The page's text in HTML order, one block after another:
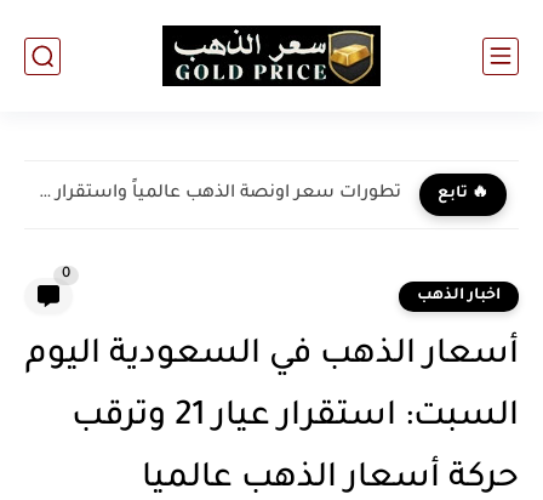
🔥 تابع تطورات سعر اونصة الذهب عالمياً واستقرار عيار 21 في مصر...
اخبار الذهب
0
أسعار الذهب في السعودية اليوم
السبت: استقرار عيار 21 وترقب
حركة أسعار الذهب عالميا